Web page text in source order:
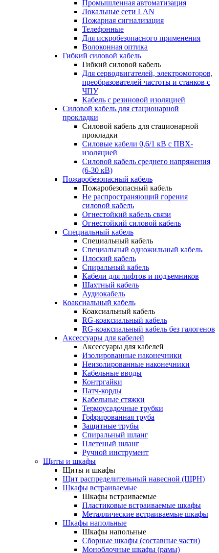
Промышленная автоматизация
Локальные сети LAN
Пожарная сигнализация
Телефонные
Для искробезопасного применения
Волоконная оптика
Гибкий силовой кабель
Гибкий силовой кабель
Для серводвигателей, электромоторов,
преобразователей частоты и станков с
ЧПУ
Кабель с резиновой изоляцией
Силовой кабель для стационарной
прокладки
Силовой кабель для стационарной
прокладки
Силовые кабели 0,6/1 кВ с ПВХ-
изоляцией
Силовой кабель среднего напряжения
(6-30 кВ)
Пожаробезопасный кабель
Пожаробезопасный кабель
Не распространяющий горения
силовой кабель
Огнестойкий кабель связи
Огнестойкий силовой кабель
Специальный кабель
Специальный кабель
Специальный одножильный кабель
Плоский кабель
Спиральный кабель
Кабели для лифтов и подъемников
Шахтный кабель
Аудиокабель
Коаксиальный кабель
Коаксиальный кабель
RG-коаксиальный кабель
RG-коаксиальный кабель без галогенов
Аксессуары для кабелей
Аксессуары для кабелей
Изолированные наконечники
Неизолированные наконечники
Кабельные вводы
Контргайки
Патч-корды
Кабельные стяжки
Термоусадочные трубки
Гофрированная труба
Защитные трубы
Спиральный шланг
Плетеный шланг
Ручной инструмент
Щиты и шкафы
Щиты и шкафы
Щит распределительный навесной (ЩРН)
Шкафы встраиваемые
Шкафы встраиваемые
Пластиковые встраиваемые шкафы
Металлические встраиваемые шкафы
Шкафы напольные
Шкафы напольные
Сборные шкафы (составные части)
Моноблочные шкафы (рамы)